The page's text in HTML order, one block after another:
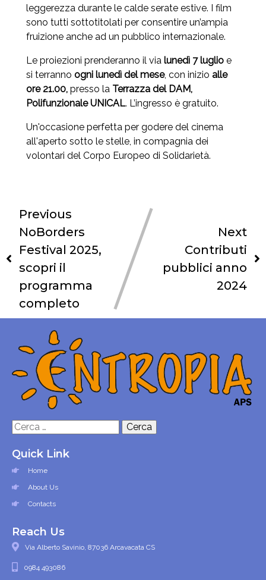
leggerezza durante le calde serate estive. I film
sono tutti sottotitolati per consentire un’ampia
fruizione anche ad un pubblico internazionale.
Le proiezioni prenderanno il via lunedì 7 luglioe
si terranno ogni lunedì del mese, con inizio alle
ore 21.00,presso la Terrazza del DAM,
Polifunzionale UNICAL. L’ingresso è gratuito.
Un'occasione perfetta per godere del cinema
all'aperto sotto le stelle, in compagnia dei
volontari del Corpo Europeo di Solidarietà.
Previous
NoBorders
Festival 2025,
scopri il
programma
completo
Next
Contributi
pubblici anno
2024
Ricerca
Quick Link
Home
About Us
Contacts
Reach Us
Via Alberto Savinio, 87036 Arcavacata CS
0984 493086